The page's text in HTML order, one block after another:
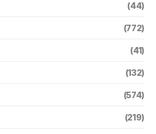
(44)
(772)
(41)
(132)
(574)
(219)